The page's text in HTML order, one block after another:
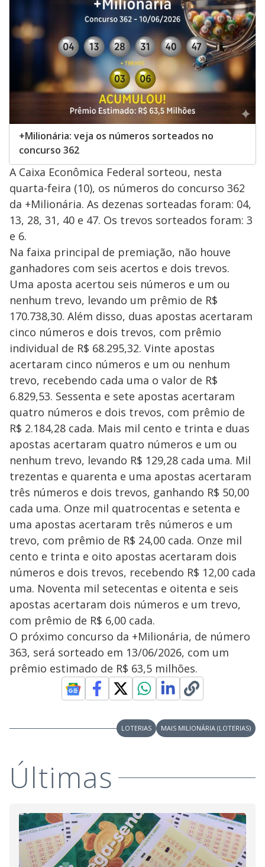
+Milionária: veja os números sorteados no
concurso 362
A Caixa Econômica Federal sorteou, nesta
quarta-feira (10), os números do concurso 362
da +Milionária. As dezenas sorteadas foram: 04,
13, 28, 31, 40 e 47. Os trevos sorteados foram: 3
e 6.
Na faixa principal de premiação, não houve
ganhadores com seis acertos e dois trevos.
Uma aposta acertou seis números e um ou
nenhum trevo, levando um prêmio de R$
170.738,30. Além disso, duas apostas acertaram
cinco números e dois trevos, com prêmio
individual de R$ 68.295,32. Vinte apostas
acertaram cinco números e um ou nenhum
trevo, recebendo cada uma o valor de R$
6.829,53. Sessenta e sete apostas acertaram
quatro números e dois trevos, com prêmio de
R$ 2.184,28 cada. Mais mil cento e trinta e duas
apostas acertaram quatro números e um ou
nenhum trevo, levando R$ 129,28 cada uma. Mil
trezentas e quarenta e uma apostas acertaram
três números e dois trevos, ganhando R$ 50,00
cada uma. Onze mil quatrocentas e setenta e
uma apostas acertaram três números e um
trevo, com prêmio de R$ 24,00 cada. Onze mil
cento e trinta e oito apostas acertaram dois
números e dois trevos, recebendo R$ 12,00 cada
uma. Noventa mil setecentas e oitenta e seis
apostas acertaram dois números e um trevo,
com prêmio de R$ 6,00 cada.
O próximo concurso da +Milionária, de número
363, será sorteado em 13/06/2026, com um
prêmio estimado de R$ 63,5 milhões.
LOTERIAS MAIS MILIONÁRIA (LOTERIAS)
Últimas